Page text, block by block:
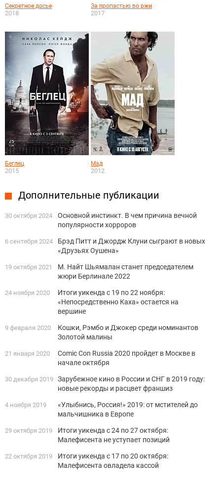
Секретное досье
2018
За пропастью во ржи
2017
Беглец
2015
Мад
2012
Дополнительные публикации
30 октября 2024
Основной инстинкт. В чем причина вечной
популярности хорроров
6 сентября 2024
Брэд Питт и Джордж Клуни сыграют в новых
«Друзьях Оушена»
19 октября 2021
М. Найт Шьямалан станет председателем
жюри Берлинале 2022
24 ноября 2020
Итоги уикенда с 19 по 22 ноября:
«Непосредственно Каха» остается на
вершине
9 февраля 2020
Кошки, Рэмбо и Джокер среди номинантов
Золотой малины
21 января 2020
Cоmic Con Russia 2020 пройдет в Москве в
начале октября
30 декабря 2019 Зарубежное кино в России и СНГ в 2019 году:
новые рекорды и расцвет франшиз
4 ноября 2019
«Улыбнись, Россия!» 2019: от мстителей до
мальчишника в Европе
29 октября 2019
Итоги уикенда с 24 по 27 октября:
Малефисента не уступает позиций
22 октября 2019
Итоги уикенда с 17 по 20 октября:
Малефисента овладела кассой